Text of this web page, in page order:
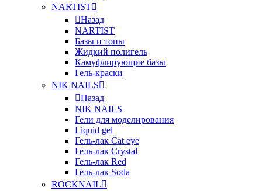
NARTIST
Назад
NARTIST
Базы и топы
Жидкий полигель
Камуфлирующие базы
Гель-краски
NIK NAILS
Назад
NIK NAILS
Гели для моделирования
Liquid gel
Гель-лак Cat eye
Гель-лак Crystal
Гель-лак Red
Гель-лак Soda
ROCKNAIL